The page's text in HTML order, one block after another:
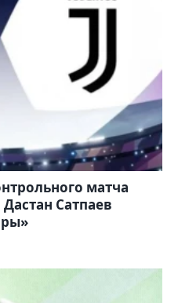
матча
Сатпаев